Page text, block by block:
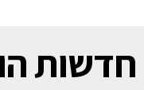
חדשות